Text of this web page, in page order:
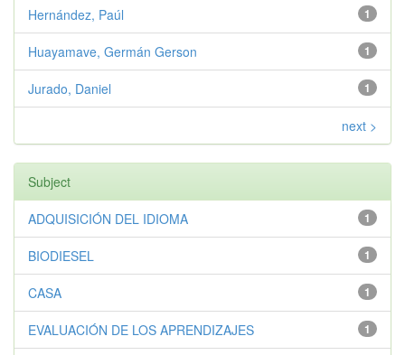
1
Hernández, Paúl
1
Huayamave, Germán Gerson
1
Jurado, Daniel
next >
Subject
1
ADQUISICIÓN DEL IDIOMA
1
BIODIESEL
1
CASA
1
EVALUACIÓN DE LOS APRENDIZAJES